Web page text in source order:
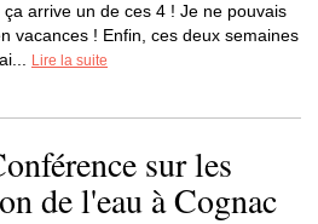
arrive un de ces 4 ! Je ne pouvais
vacances ! Enfin, ces deux semaines
Lire la suite
sur les
de l'eau à Cognac